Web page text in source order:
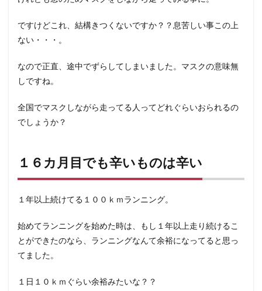
ですけどこれ、結構きつくないですか？？息苦しい事この上
ない・・・。
なので正直、途中でずらしてしまいました。マスクの意味無
しですね。
全国でマスクしながら走ってる人ってどれぐらいおられるの
でしょうか？
１６カ月目でも辛いものは辛い
１年以上続けてる１００ｋｍランニング。
始めてランニングを始めた時は、もし１年以上走り続けるこ
とができたのなら、ランニングなんて余裕になってると思っ
てました。
１日１０ｋｍぐらい余裕みたいな？？